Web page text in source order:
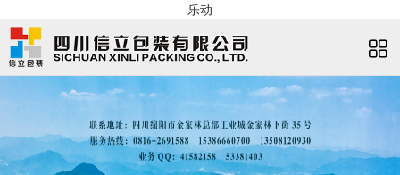
乐动